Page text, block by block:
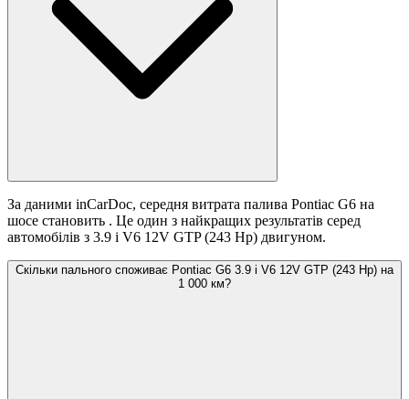
За даними inCarDoc, середня витрата палива Pontiac G6 на
шосе становить . Це один з найкращих результатів серед
автомобілів з 3.9 i V6 12V GTP (243 Hp) двигуном.
Скільки пального споживає Pontiac G6 3.9 i V6 12V GTP (243 Hp) на
1 000 км?